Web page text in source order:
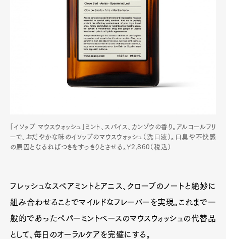
「イソップ マウスウォッシュ」ミント、スパイス、カンゾウの香り。アルコールフリ
ーで、おだやかな味のイソップのマウスウォッシュ（洗口液）。口臭や不快感
の原因となるねばつきをすっきりとさせる。¥2,860（税込）
フレッシュなスペアミントとアニス、クローブのノートと絶妙に
組み合わせることでマイルドなフレーバーを実現。これまで一
般的であったペパーミントベースのマウスウォッシュの代替品
として、毎日のオーラルケアを完璧にする。